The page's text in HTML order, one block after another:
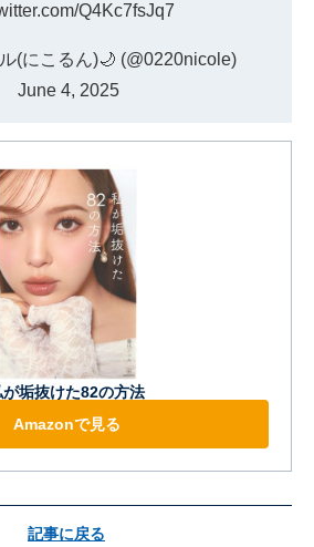
Q4Kc7fsJq7
(にこるん)🌙 (@0220nicole)
June 4, 2025
が垢抜けた82の方法
Amazonで見る
記事に戻る